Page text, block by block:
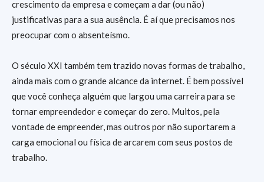
crescimento da empresa e começam a dar (ou não)
justificativas para a sua ausência. É aí que precisamos nos
preocupar com o absenteísmo.
O século XXI também tem trazido novas formas de trabalho,
ainda mais com o grande alcance da internet. É bem possível
que você conheça alguém que largou uma carreira para se
tornar empreendedor e começar do zero. Muitos, pela
vontade de empreender, mas outros por não suportarem a
carga emocional ou física de arcarem com seus postos de
trabalho.